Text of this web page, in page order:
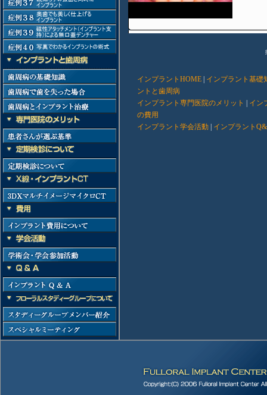
インプラントHOME
インプラント基礎
ントと歯周病
インプラント専門医院のメリット
イン
の費用
インプラント学会活動
インプラント